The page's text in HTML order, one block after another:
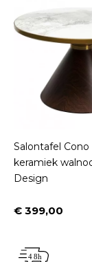
Salontafel
keramiek
Design
Prijs
€ 399,00